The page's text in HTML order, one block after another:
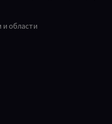
и области